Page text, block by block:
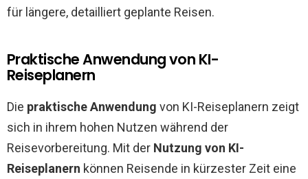
für längere, detailliert geplante Reisen.
Praktische Anwendung von KI-
Reiseplanern
Die praktische Anwendung von KI-Reiseplanern zeigt
sich in ihrem hohen Nutzen während der
Reisevorbereitung. Mit der Nutzung von KI-
Reiseplanern können Reisende in kürzester Zeit eine